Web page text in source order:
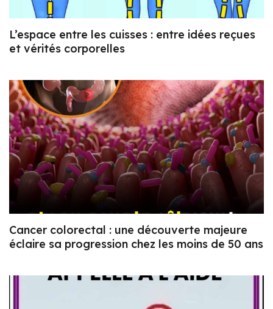
L’espace entre les cuisses : entre idées reçues
et vérités corporelles
Cancer colorectal : une découverte majeure
éclaire sa progression chez les moins de 50 ans